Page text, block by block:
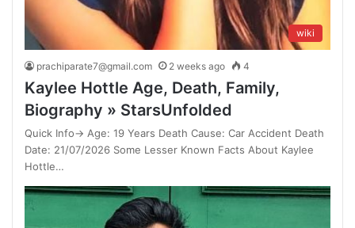
wiki
prachiparate7@gmail.com 2 weeks ago 4
Kaylee Hottle Age, Death, Family,
Biography » StarsUnfolded
Quick Info→ Age: 19 Years Death Cause: Car Accident Death
Date: 21/07/2026 Some Lesser Known Facts About Kaylee
Hottle…